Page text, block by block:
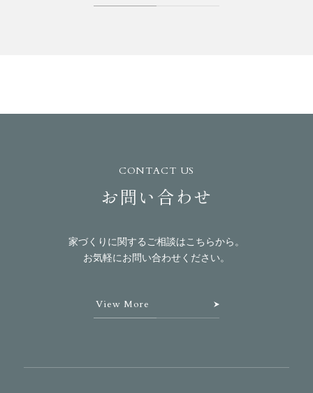
CONTACT US
お問い合わせ
家づくりに関するご相談はこちらから。
お気軽にお問い合わせください。
View More